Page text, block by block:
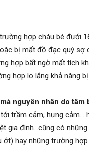
hợp cháu bé đưới
bị mất đồ đạc quý sợ
hợp bất ngờ mất tích
hợp lo lắng khả năng
nguyên nhân do tâm
trầm cảm, hưng
gia đình…cũng có
ớt) hay những trường